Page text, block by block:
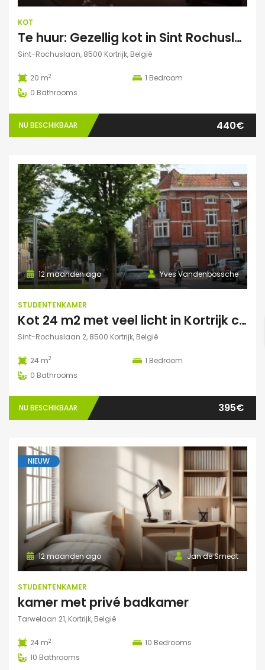
KOT
Te huur: Gezellig kot in Sint Rochuslaan – Kortrijk
Sint-Rochuslaan, 8500 Kortrijk, België
20 m2 1 Bedroom
0 Bathrooms
NU BESCHIKBAAR 440€
Yves Vandenbossche
12 maanden ago
STUDENTENKAMER
Kot 24 m2 met veel licht in Kortrijk centraal gelegen.
Sint-Rochuslaan 2, 8500 Kortrijk, België
24 m2 1 Bedroom
0 Bathrooms
NU BESCHIKBAAR 395€
NIEUW
Jan de Smedt
12 maanden ago
STUDENTENKAMER
kamer met privé badkamer
Tarwelaan 21, Kortrijk, België
24 m2 10 Bedrooms
10 Bathrooms